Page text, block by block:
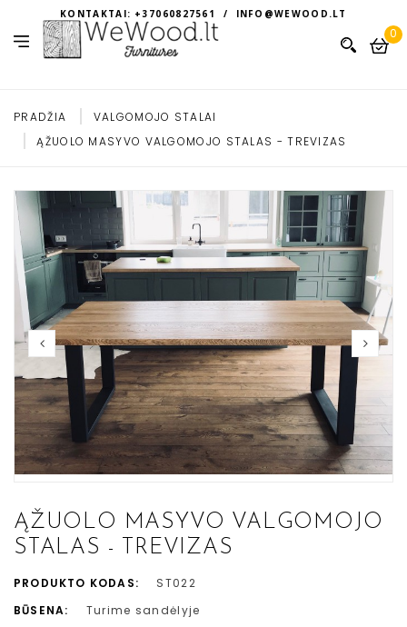
KONTAKTAI: +37060827561 / INFO@WEWOOD.LT
0
PRADŽIA
VALGOMOJO STALAI
ĄŽUOLO MASYVO VALGOMOJO STALAS - TREVIZAS
ĄŽUOLO MASYVO VALGOMOJO
STALAS - TREVIZAS
PRODUKTO KODAS:
ST022
BŪSENA:
Turime sandėlyje